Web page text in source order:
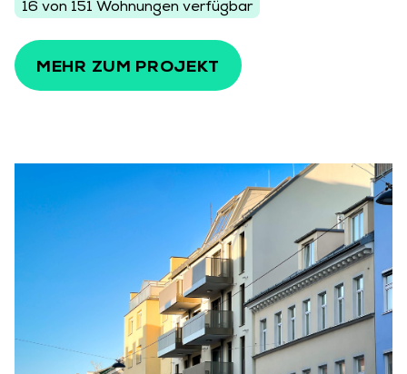
16 von 151 Wohnungen verfügbar
MEHR ZUM PROJEKT